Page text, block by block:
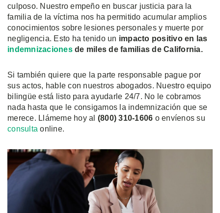
culposo. Nuestro empeño en buscar justicia para la
familia de la víctima nos ha permitido acumular amplios
conocimientos sobre lesiones personales y muerte por
negligencia. Esto ha tenido un impacto positivo en las
indemnizaciones de miles de familias de California.
Si también quiere que la parte responsable pague por
sus actos, hable con nuestros abogados. Nuestro equipo
bilingüe está listo para ayudarle 24/7. No le cobramos
nada hasta que le consigamos la indemnización que se
merece. Llámeme hoy al (800) 310-1606 o envíenos su
consulta online.